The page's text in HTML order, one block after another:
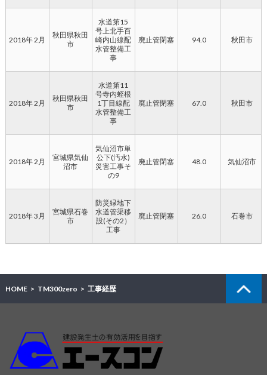
2018年 2月
秋田県秋田
市
水道第15
号上北手百
崎内山線配
水管整備工
事
廃止管閉塞 94.0 秋田市
2018年 2月
秋田県秋田
市
水道第11
号寺内蛭根
1丁目線配
水管整備工
事
廃止管閉塞 67.0 秋田市
2018年 2月
宮城県気仙
沼市
気仙沼市単
公下(汚水)
災害工事そ
の9
廃止管閉塞 48.0 気仙沼市
2018年 3月
宮城県石巻
市
防災緑地下
水道管渠移
設(その2）
工事
廃止管閉塞 26.0 石巻市
HOME TM300zero 工事経歴